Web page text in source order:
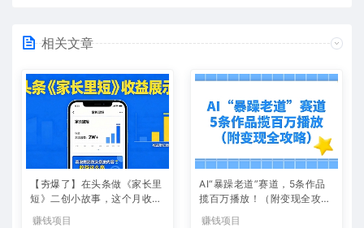
相关文章
【夯爆了】在头条做《家长里
短》二创小故事，这个月收益
2w+
赚钱项目
AI“暴躁老道”赛道，5条作品
揽百万播放！（附变现全攻
略）
赚钱项目